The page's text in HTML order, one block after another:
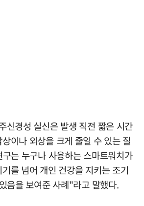
신경성 실신은 발생 직전 짧은 시간
이나 외상을 크게 줄일 수 있는 질
는 누구나 사용하는 스마트워치가
를 넘어 개인 건강을 지키는 조기
음을 보여준 사례"라고 말했다.